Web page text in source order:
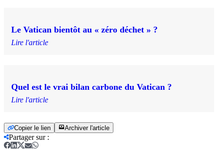
Le Vatican bientôt au « zéro déchet » ?
Lire l'article
Quel est le vrai bilan carbone du Vatican ?
Lire l'article
Copier le lien Archiver l'article
Partager sur: